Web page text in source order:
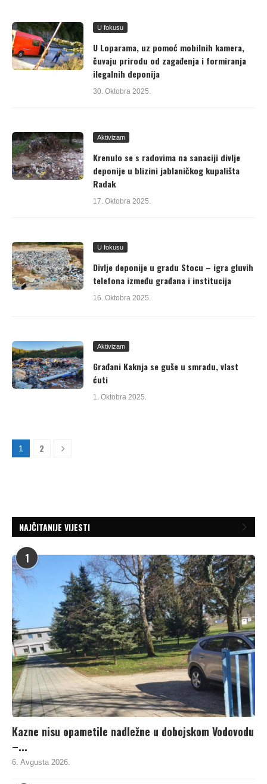
U fokusu
U Loparama, uz pomoć mobilnih kamera,
čuvaju prirodu od zagađenja i formiranja
ilegalnih deponija
30. Oktobra 2025.
Aktivizam
Krenulo se s radovima na sanaciji divlje
deponije u blizini jablaničkog kupališta
Radak
17. Oktobra 2025.
U fokusu
Divlje deponije u gradu Stocu – igra gluvih
telefona između građana i institucija
16. Oktobra 2025.
Aktivizam
Građani Kaknja se guše u smradu, vlast
ćuti
1. Oktobra 2025.
1 2
NAJČITANIJE VIJESTI
1
Kazne nisu opametile nadležne u dobojskom Vodovodu
–...
6. Avgusta 2026.